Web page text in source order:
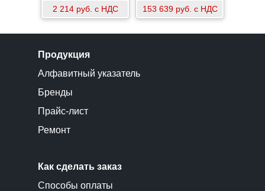
2 214 руб. с НДС 153 639 руб. с НДС
Продукция
Алфавитный указатель
Бренды
Прайс-лист
Ремонт
Как сделать заказ
Способы оплаты